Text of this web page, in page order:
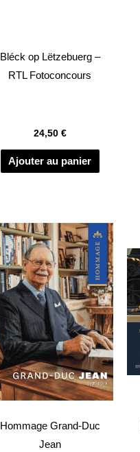
Bléck op Lëtzebuerg –
RTL Fotoconcours
24,50 €
Ajouter au panier
Hommage Grand-Duc
Jean